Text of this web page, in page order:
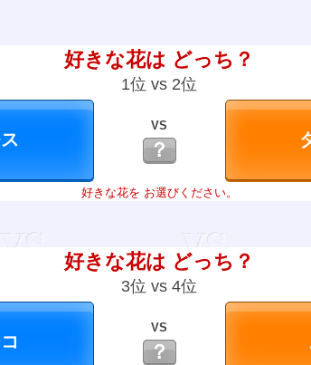
好きな花は どっち？
1位 vs 2位
VS
？
好きな花を お選びください。
好きな花は どっち？
3位 vs 4位
VS
？